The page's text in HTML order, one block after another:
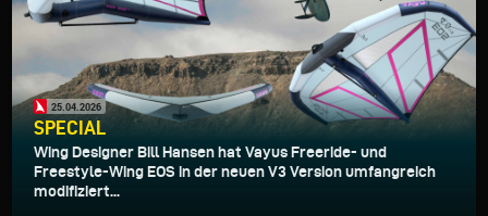
25.04.2026
SPECIAL
Wing Designer Bill Hansen hat Vayus Freeride- und
Freestyle-Wing EOS in der neuen V3 Version umfangreich
modifiziert...